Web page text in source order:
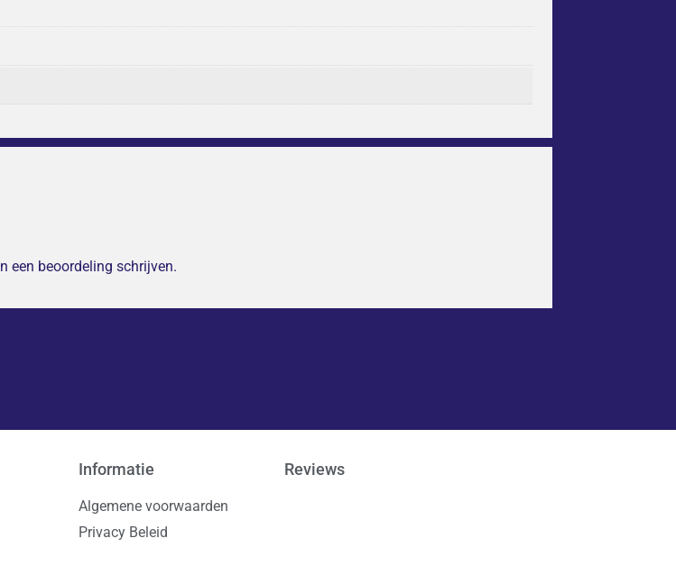
een beoordeling schrijven.
Informatie
Algemene voorwaarden
Privacy Beleid
Reviews